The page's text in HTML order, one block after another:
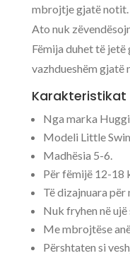
mbrojtje gjatë notit.
Ato nuk
Fëmija duhet të
vazhdueshëm gjatë
Karakteristikat
Nga marka
Modeli Little
Madhësia 5-6.
Për fëmijë 12-18
Të dizajnuara për
Nuk fryhen në
Me mbrojtëse
Përshtaten si